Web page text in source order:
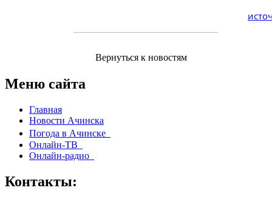
Вернуться к новостям
Меню сайта
Главная
Новости Ачинска
Погода в Ачинске
Онлайн-ТВ
Онлайн-радио
Контакты: